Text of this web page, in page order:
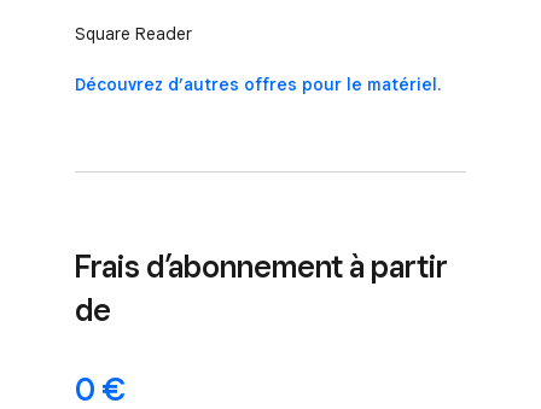
Square Reader
Découvrez d’autres offres pour le matériel.
Frais d’abonnement à partir
de
0 €